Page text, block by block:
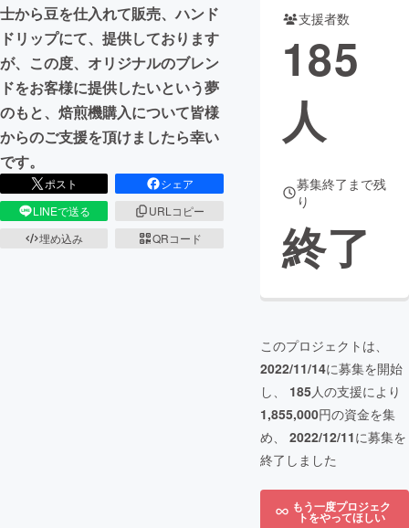
士から豆を仕入れて販売、ハンド
ドリップにて、提供しております
が、この度、オリジナルのブレン
ドをお客様に提供したいという夢
のもと、焙煎機購入について皆様
からのご支援を頂けましたら幸い
です。
ポスト
シェア
LINEで送る
URLコピー
埋め込み
QRコード
支援者数
185
人
募集終了まで残
り
終了
このプロジェクトは、
2022/11/14に募集を開始
し、 185人の支援により
1,855,000円の資金を集
め、 2022/12/11に募集を
終了しました
もう一度プロジェク
トをやってほしい